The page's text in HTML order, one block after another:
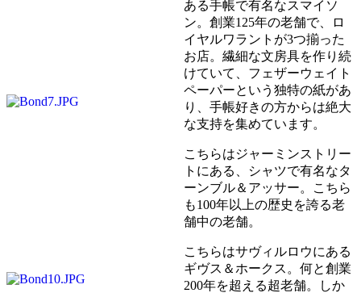
ある手帳で有名なスマイソ
ン。創業125年の老舗で、ロ
イヤルワラントが3つ揃った
お店。繊細な文房具を作り続
けていて、フェザーウェイト
ペーパーという独特の紙があ
り、手帳好きの方からは絶大
な支持を集めています。
こちらはジャーミンストリー
トにある、シャツで有名なタ
ーンブル＆アッサー。こちら
も100年以上の歴史を誇る老
舗中の老舗。
こちらはサヴィルロウにある
ギヴス＆ホークス。何と創業
200年を超える超老舗。しか